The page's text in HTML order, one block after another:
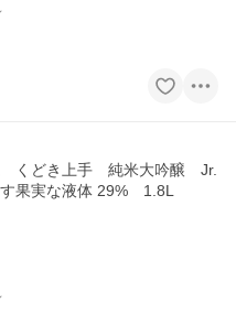
くどき上手 純米大吟醸 Jr.
果実な液体 29% 1.8L